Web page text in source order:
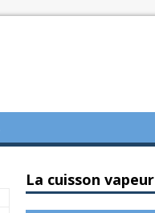
La cuisson vapeur